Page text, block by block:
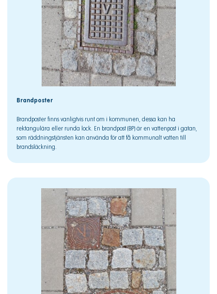
Brandposter
Brandposter finns vanligtvis runt om i kommunen, dessa kan ha
rektangulära eller runda lock. En brandpost (BP) är en vattenpost i gatan,
som räddningstjänsten kan använda för att få kommunalt vatten till
brandsläckning.